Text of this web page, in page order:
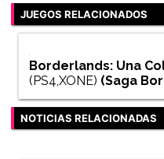
JUEGOS RELACIONADOS
Borderlands: Una
(PS4,XONE) (Saga
NOTICIAS RELACIONADAS